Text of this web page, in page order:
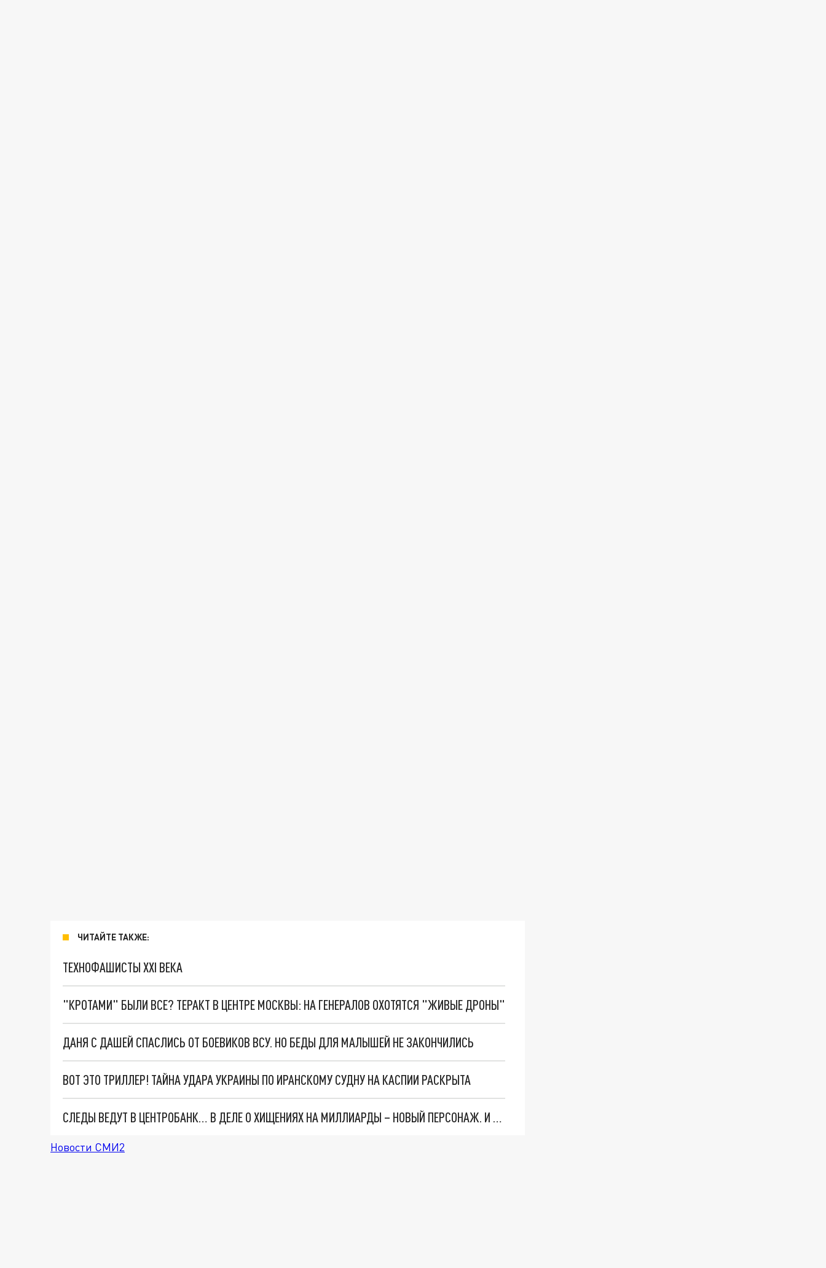
ЧИТАЙТЕ ТАКЖЕ:
ТЕХНОФАШИСТЫ XXI ВЕКА
"КРОТАМИ" БЫЛИ ВСЕ? ТЕРАКТ В ЦЕНТРЕ МОСКВЫ: НА ГЕНЕРАЛОВ ОХОТЯТСЯ "ЖИВЫЕ ДРОНЫ"
ДАНЯ С ДАШЕЙ СПАСЛИСЬ ОТ БОЕВИКОВ ВСУ. НО БЕДЫ ДЛЯ МАЛЫШЕЙ НЕ ЗАКОНЧИЛИСЬ
ВОТ ЭТО ТРИЛЛЕР! ТАЙНА УДАРА УКРАИНЫ ПО ИРАНСКОМУ СУДНУ НА КАСПИИ РАСКРЫТА
СЛЕДЫ ВЕДУТ В ЦЕНТРОБАНК… В ДЕЛЕ О ХИЩЕНИЯХ НА МИЛЛИАРДЫ – НОВЫЙ ПЕРСОНАЖ. И ОН УЖЕ В БЕГАХ
Новости СМИ2